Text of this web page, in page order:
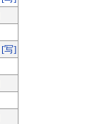
[写]